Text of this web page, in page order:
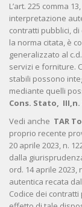
L’art. 225 comma
interpretazione
contratti pubblici, di
la norma citata, è
generalizzato al c.d.
servizi e forniture.
stabili possono
mediante quelli
Cons. Stato, III,n.
Vedi anche TAR
proprio recente
20 aprile 2023, n.
dalla
ord. 14 aprile
autentica recata
Codice dei contratti